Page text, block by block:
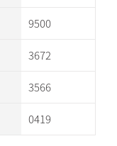
9500
3672
3566
0419